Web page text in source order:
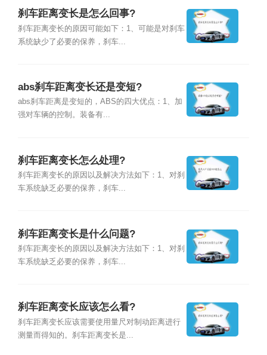
刹车距离变长是怎么回事?
刹车距离变长的原因可能如下：1、可能是对刹车
系统缺少了必要的保养，刹车...
abs刹车距离变长还是变短?
abs刹车距离是变短的，ABS的四大优点：1、加
强对车辆的控制。装备有...
刹车距离变长怎么处理?
刹车距离变长的原因以及解决方法如下：1、对刹
车系统缺乏必要的保养，刹车...
刹车距离变长是什么问题?
刹车距离变长的原因以及解决方法如下：1、对刹
车系统缺乏必要的保养，刹车...
刹车距离变长应该怎么看?
刹车距离变长应该需要使用量尺对制动距离进行
测量而得知的。刹车距离变长是...